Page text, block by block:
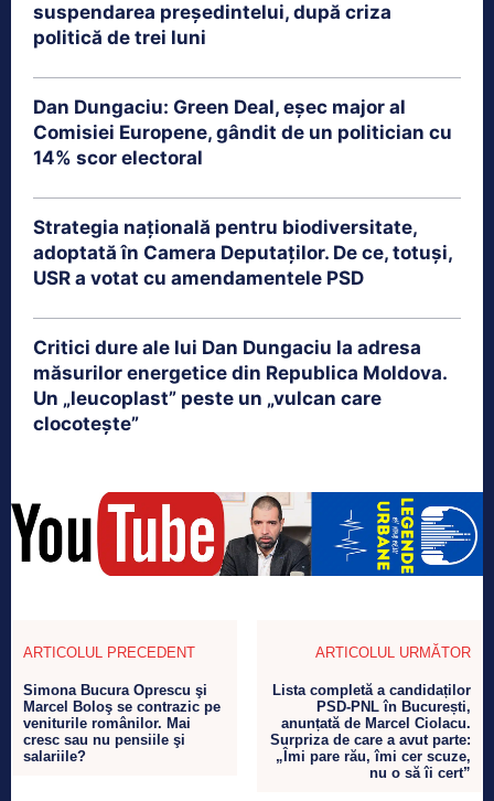
suspendarea președintelui, după criza
politică de trei luni
Dan Dungaciu: Green Deal, eșec major al
Comisiei Europene, gândit de un politician cu
14% scor electoral
Strategia națională pentru biodiversitate,
adoptată în Camera Deputaților. De ce, totuși,
USR a votat cu amendamentele PSD
Critici dure ale lui Dan Dungaciu la adresa
măsurilor energetice din Republica Moldova.
Un „leucoplast” peste un „vulcan care
clocotește”
ARTICOLUL PRECEDENT
Simona Bucura Oprescu şi
Marcel Boloş se contrazic pe
veniturile românilor. Mai
cresc sau nu pensiile şi
salariile?
ARTICOLUL URMĂTOR
Lista completă a candidaților
PSD-PNL în București,
anunțată de Marcel Ciolacu.
Surpriza de care a avut parte:
„Îmi pare rău, îmi cer scuze,
nu o să îi cert”